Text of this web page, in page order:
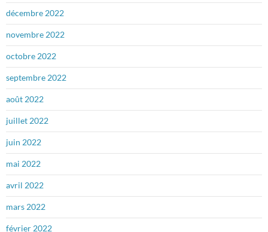
décembre 2022
novembre 2022
octobre 2022
septembre 2022
août 2022
juillet 2022
juin 2022
mai 2022
avril 2022
mars 2022
février 2022